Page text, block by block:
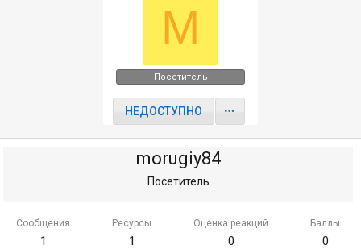
M
Посетитель
НЕДОСТУПНО
morugiy84
Посетитель
Сообщения
1
Ресурсы
1
Оценка реакций
0
Баллы
0